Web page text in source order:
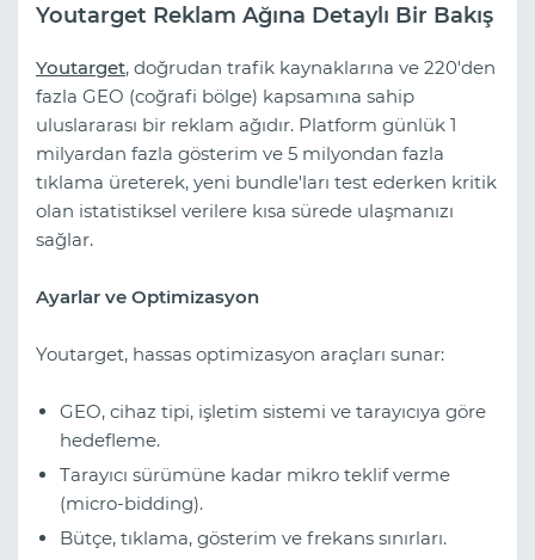
Youtarget Reklam Ağına Detaylı Bir Bakış
Youtarget, doğrudan trafik kaynaklarına ve 220'den
fazla GEO (coğrafi bölge) kapsamına sahip
uluslararası bir reklam ağıdır. Platform günlük 1
milyardan fazla gösterim ve 5 milyondan fazla
tıklama üreterek, yeni bundle'ları test ederken kritik
olan istatistiksel verilere kısa sürede ulaşmanızı
sağlar.
Ayarlar ve Optimizasyon
Youtarget, hassas optimizasyon araçları sunar:
GEO, cihaz tipi, işletim sistemi ve tarayıcıya göre
hedefleme.
Tarayıcı sürümüne kadar mikro teklif verme
(micro-bidding).
Bütçe, tıklama, gösterim ve frekans sınırları.